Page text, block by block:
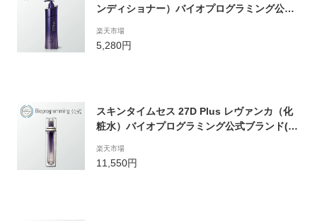
ンディショナー）バイオプログラミング公式
楽天市場
5,280円
スキンタイムセス 27D Plus レヴァンカ（化
粧水）バイオプログラミング公式ブランド(メ
楽天市場
11,550円